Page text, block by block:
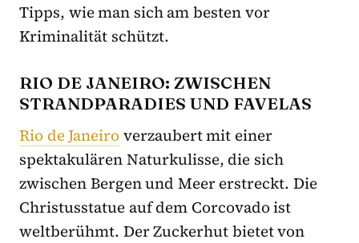
Tipps, wie man sich am besten vor
Kriminalität schützt.
RIO DE JANEIRO: ZWISCHEN
STRANDPARADIES UND FAVELAS
Rio de Janeiro verzaubert mit einer
spektakulären Naturkulisse, die sich
zwischen Bergen und Meer erstreckt. Die
Christusstatue auf dem Corcovado ist
weltberühmt. Der Zuckerhut bietet von